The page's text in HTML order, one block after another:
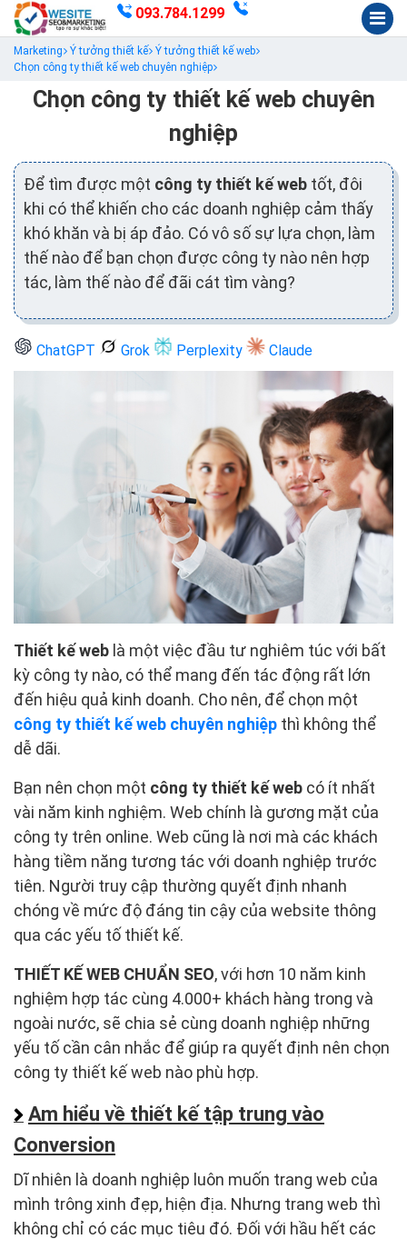
093.784.1299
Marketing Ý tưởng thiết kế Ý tưởng thiết kế web
Chọn công ty thiết kế web chuyên nghiệp
Chọn công ty thiết kế web chuyên
nghiệp
Để tìm được một công ty thiết kế web tốt, đôi
khi có thể khiến cho các doanh nghiệp cảm thấy
khó khăn và bị áp đảo. Có vô số sự lựa chọn, làm
thế nào để bạn chọn được công ty nào nên hợp
tác, làm thế nào để đãi cát tìm vàng?
ChatGPT Grok Perplexity Claude
Thiết kế web là một việc đầu tư nghiêm túc với bất
kỳ công ty nào, có thể mang đến tác động rất lớn
đến hiệu quả kinh doanh. Cho nên, để chọn một
công ty thiết kế web chuyên nghiệp thì không thể
dễ dãi.
Bạn nên chọn một công ty thiết kế web có ít nhất
vài năm kinh nghiệm. Web chính là gương mặt của
công ty trên online. Web cũng là nơi mà các khách
hàng tiềm năng tương tác với doanh nghiệp trước
tiên. Người truy cập thường quyết định nhanh
chóng về mức độ đáng tin cậy của website thông
qua các yếu tố thiết kế.
THIẾT KẾ WEB CHUẨN SEO, với hơn 10 năm kinh
nghiệm hợp tác cùng 4.000+ khách hàng trong và
ngoài nước, sẽ chia sẻ cùng doanh nghiệp những
yếu tố cần cân nhắc để giúp ra quyết định nên chọn
công ty thiết kế web nào phù hợp.
Am hiểu về thiết kế tập trung vào
Conversion
Dĩ nhiên là doanh nghiệp luôn muốn trang web của
mình trông xinh đẹp, hiện địa. Nhưng trang web thì
không chỉ có các mục tiêu đó. Đối với hầu hết các